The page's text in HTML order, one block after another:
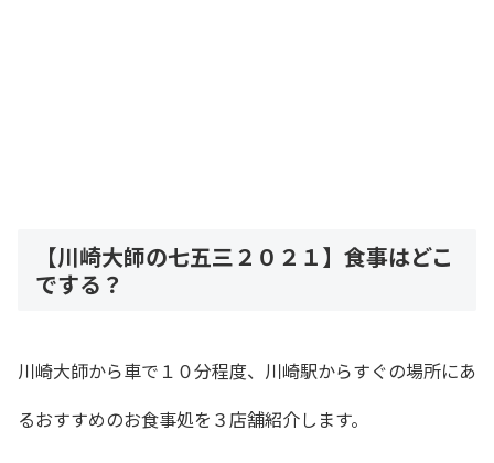
【川崎大師の七五三２０２１】食事はどこ
でする？
川崎大師から車で１０分程度、川崎駅からすぐの場所にあ
るおすすめのお食事処を３店舗紹介します。